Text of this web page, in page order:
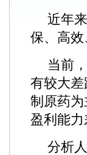
近年
保、高效
当前
有较大
制原药
盈利能力
分析